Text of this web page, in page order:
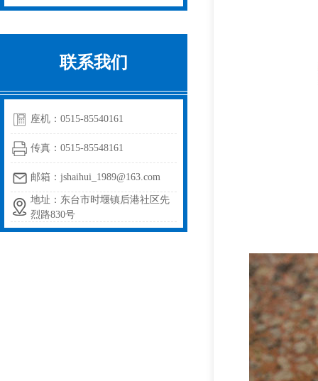
联系我们
座机：0515-85540161
传真：0515-85548161
邮箱：jshaihui_1989@163.com
地址：东台市时堰镇后港社区先
烈路830号